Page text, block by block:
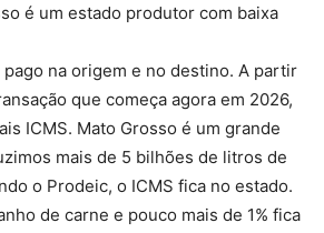
é um estado produtor com baixa
pago na origem e no destino. A partir
que começa agora em 2026,
ICMS. Mato Grosso é um grande
mais de 5 bilhões de litros de
o Prodeic, o ICMS fica no estado.
de carne e pouco mais de 1% fica